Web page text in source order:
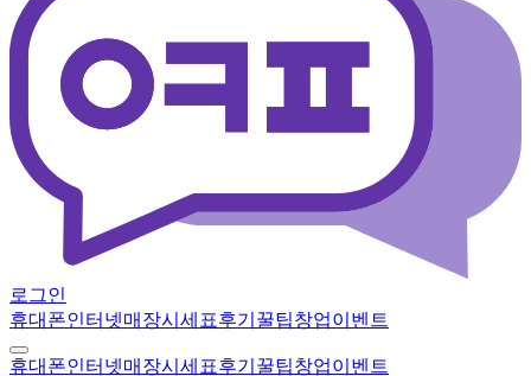
로그인
휴대폰인터넷매장시세표후기 꿀팁창업이벤트
휴대폰인터넷매장시세표후기 꿀팁창업이벤트